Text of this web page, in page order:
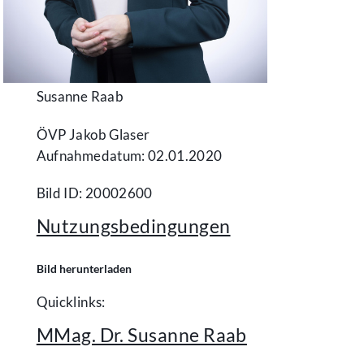
Susanne Raab
ÖVP Jakob Glaser
Aufnahmedatum: 02.01.2020
Bild ID: 20002600
Nutzungsbedingungen
Bild herunterladen
Quicklinks:
MMag. Dr. Susanne Raab